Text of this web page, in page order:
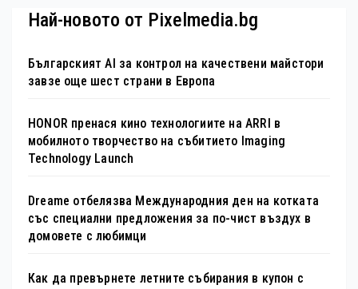
Най-новото от Pixelmedia.bg
Българският AI за контрол на качествени майстори
завзе още шест страни в Европа
HONOR пренася кино технологиите на ARRI в
мобилното творчество на събитието Imaging
Technology Launch
Dreame отбелязва Международния ден на котката
със специални предложения за по-чист въздух в
домовете с любимци
Как да превърнете летните събирания в купон с